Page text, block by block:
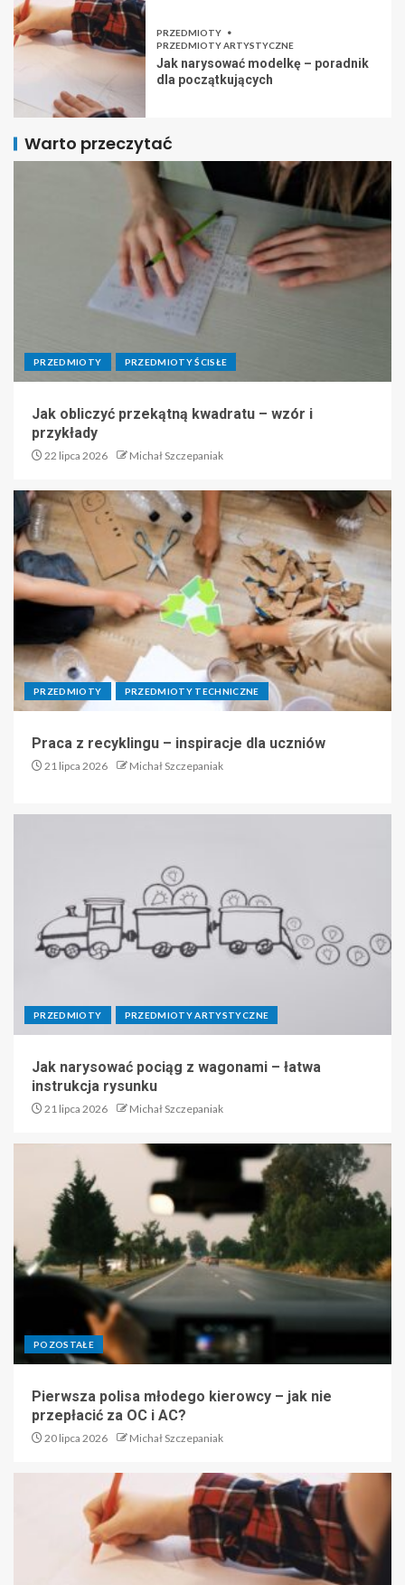
PRZEDMIOTY
PRZEDMIOTY ARTYSTYCZNE
Jak narysować modelkę – poradnik
dla początkujących
Warto przeczytać
PRZEDMIOTY PRZEDMIOTY ŚCISŁE
Jak obliczyć przekątną kwadratu – wzór i
przykłady
22 lipca 2026 Michał Szczepaniak
PRZEDMIOTY PRZEDMIOTY TECHNICZNE
Praca z recyklingu – inspiracje dla uczniów
21 lipca 2026 Michał Szczepaniak
PRZEDMIOTY PRZEDMIOTY ARTYSTYCZNE
Jak narysować pociąg z wagonami – łatwa
instrukcja rysunku
21 lipca 2026 Michał Szczepaniak
POZOSTAŁE
Pierwsza polisa młodego kierowcy – jak nie
przepłacić za OC i AC?
20 lipca 2026 Michał Szczepaniak